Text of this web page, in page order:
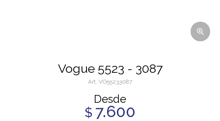
Vogue 5523 - 3087
VO55233087
Desde
$ 7.600